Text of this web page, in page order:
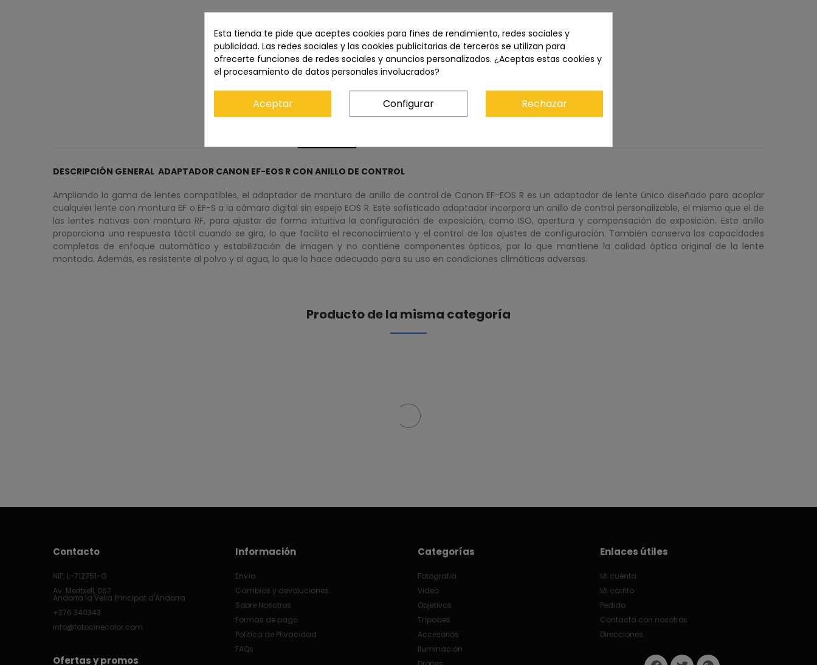
DESCRIPCIÓN GENERAL ADAPTADOR CANON EF-EOS R CON ANILLO DE CONTROL
Ampliando la gama de lentes compatibles, el adaptador de montura de anillo de control de Canon EF-EOS R es un adaptador de lente único diseñado para acoplar
cualquier lente con montura EF o EF-S a la cámara digital sin espejo EOS R. Este sofisticado adaptador incorpora un anillo de control personalizable, el mismo que el de
las lentes nativas con montura RF, para ajustar de forma intuitiva la configuración de exposición, como ISO, apertura y compensación de exposición. Este anillo
proporciona una respuesta táctil cuando se gira, lo que facilita el reconocimiento y el control de los ajustes de configuración. También conserva las capacidades
completas de enfoque automático y estabilización de imagen y no contiene componentes ópticos, por lo que mantiene la calidad óptica original de la lente
montada. Además, es resistente al polvo y al agua, lo que lo hace adecuado para su uso en condiciones climáticas adversas.
Producto de la misma categoría
Contacto
NIF: L-712751-G
Av. Meritxell, 067
Andorra la Vella Principat d'Andorra
+376 349343
info@fotocinecolor.com
Ofertas y promos
Información
Envío
Cambios y devoluciones
Sobre Nosotros
Formas de pago
Política de Privacidad
FAQs
Categorías
Fotografia
Video
Objetivos
Trípodes
Accesorios
Iluminación
Enlaces útiles
Mi cuenta
Mi carrito
Pedido
Contacta con nosotros
Direcciones
Esta tienda te pide que aceptes cookies para fines de rendimiento, redes sociales y
publicidad. Las redes sociales y las cookies publicitarias de terceros se utilizan para
ofrecerte funciones de redes sociales y anuncios personalizados. ¿Aceptas estas cookies y
el procesamiento de datos personales involucrados?
Aceptar Configurar Rechazar